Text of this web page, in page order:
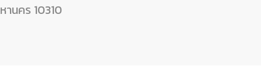
นคร 10310